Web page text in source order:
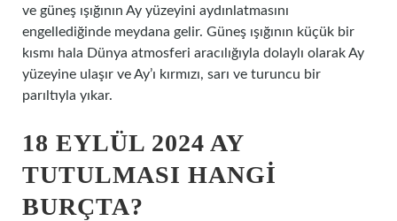
ve güneş ışığının Ay yüzeyini aydınlatmasını
engellediğinde meydana gelir. Güneş ışığının küçük bir
kısmı hala Dünya atmosferi aracılığıyla dolaylı olarak Ay
yüzeyine ulaşır ve Ay’ı kırmızı, sarı ve turuncu bir
parıltıyla yıkar.
18 EYLÜL 2024 AY
TUTULMASI HANGI
BURÇTA?